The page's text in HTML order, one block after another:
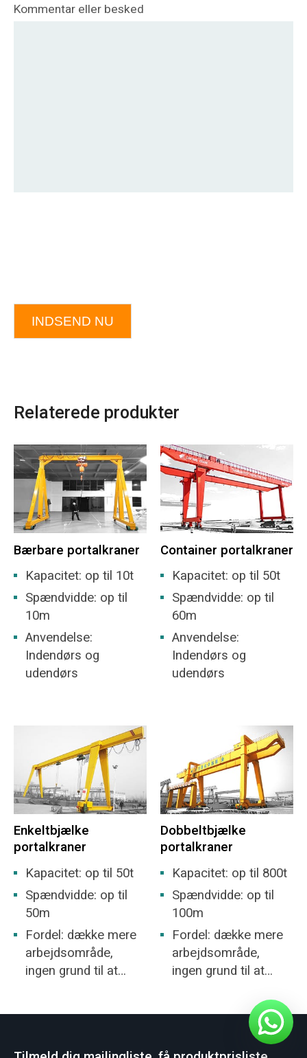
Kommentar eller besked
INDSEND NU
Relaterede produkter
Bærbare portalkraner
Kapacitet: op til 10t
Spændvidde: op til
10m
Anvendelse:
Indendørs og
udendørs
Container portalkraner
Kapacitet: op til 50t
Spændvidde: op til
60m
Anvendelse:
Indendørs og
udendørs
Enkeltbjælke
portalkraner
Kapacitet: op til 50t
Spændvidde: op til
50m
Fordel: dække mere
arbejdsområde,
ingen grund til at
Dobbeltbjælke
portalkraner
Kapacitet: op til 800t
Spændvidde: op til
100m
Fordel: dække mere
arbejdsområde,
ingen grund til at